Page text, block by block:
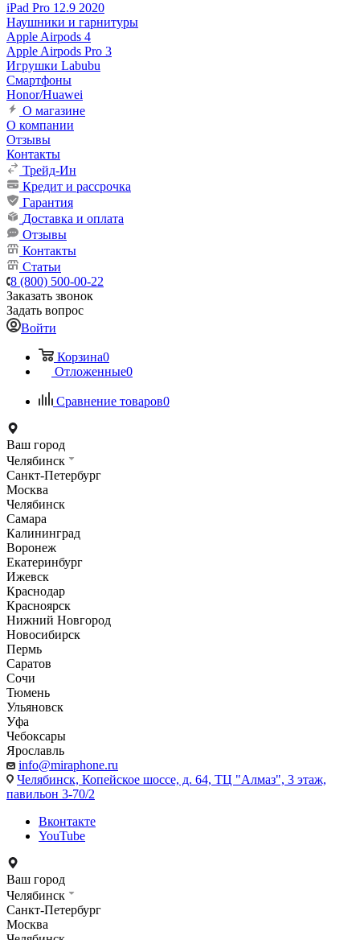
iPad Pro 12.9 2020
Наушники и гарнитуры
Apple Airpods 4
Apple Airpods Pro 3
Игрушки Labubu
Смартфоны
Honor/Huawei
О магазине
О компании
Отзывы
Контакты
Трейд-Ин
Кредит и рассрочка
Гарантия
Доставка и оплата
Отзывы
Контакты
Статьи
8 (800) 500-00-22
Заказать звонок
Задать вопрос
Войти
Корзина0
Отложенные0
Сравнение товаров0
Ваш город
Челябинск
Санкт-Петербург
Москва
Челябинск
Самара
Калининград
Воронеж
Екатеринбург
Ижевск
Краснодар
Красноярск
Нижний Новгород
Новосибирск
Пермь
Саратов
Сочи
Тюмень
Ульяновск
Уфа
Чебоксары
Ярославль
info@miraphone.ru
Челябинск, Копейское шоссе, д. 64, ТЦ "Алмаз", 3 этаж,
павильон 3-70/2
Вконтакте
YouTube
Ваш город
Челябинск
Санкт-Петербург
Москва